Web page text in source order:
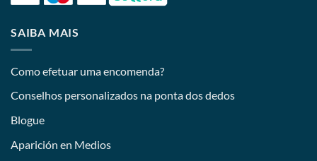
SAIBA MAIS
Como efetuar uma encomenda?
Conselhos personalizados na ponta dos dedos
Blogue
Aparición en Medios